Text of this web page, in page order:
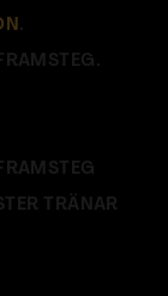
.
TRÄNAR